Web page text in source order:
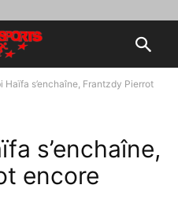
Haïfa s’enchaîne, Frantzdy Pierrot
s’enchaîne,
encore